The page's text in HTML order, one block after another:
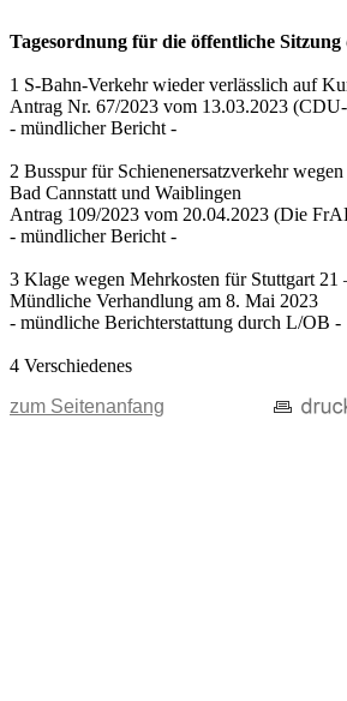
Tagesordnung für die öffentliche
1 S-Bahn-Verkehr wieder verlässlich auf
Antrag Nr. 67/2023 vom 13.03.2023
- mündlicher Bericht -
2 Busspur für Schienenersatzverkehr
Bad Cannstatt und Waiblingen
Antrag 109/2023 vom 20.04.2023 (Die
- mündlicher Bericht -
3 Klage wegen Mehrkosten für Stuttgart
Mündliche Verhandlung am 8. Mai 2023
- mündliche Berichterstattung durch L/OB -
4 Verschiedenes
zum Seitenanfang